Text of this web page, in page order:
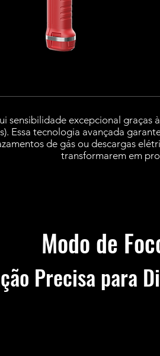
sensibilidade excepcional
Essa tecnologia avançada
de gás ou descargas
transformarem em
Modo de
Precisa para